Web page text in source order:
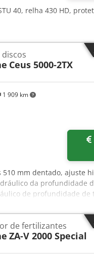
40, relha 430 HD,
1 909 km
Ceus 5000-2TX
510 mm dentado, ajuste
da profundidade
de profundidade de
Alotz Tpljtsrf
de fertilizantes
ZA-V 2000 Special